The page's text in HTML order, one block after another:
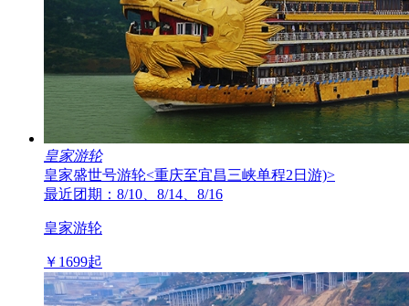
皇家游轮
皇家盛世号游轮<重庆至宜昌三峡单程2日游)>
最近团期：8/10、8/14、8/16
皇家游轮
￥ 1699起